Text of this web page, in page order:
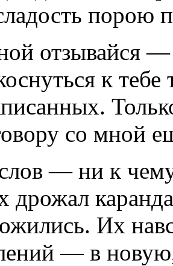
порою
отзывайся —
к тебе
со мной
— ни к
дрожал
Их
— в